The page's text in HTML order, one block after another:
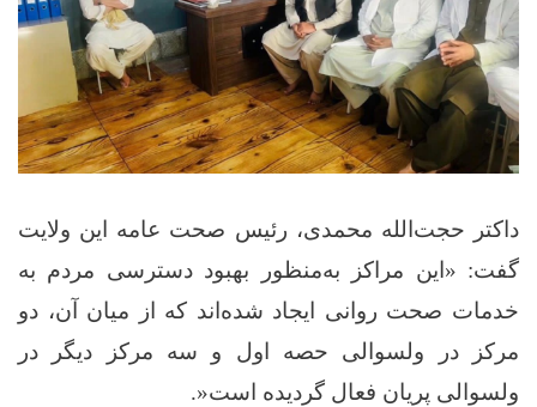
داکتر حجت‌الله محمدی، رئیس صحت عامه این ولایت
گفت: «این مراکز به‌منظور بهبود دسترسی مردم به
خدمات صحت روانی ایجاد شده‌اند که از میان آن، دو
مرکز در ولسوالی حصه اول و سه مرکز دیگر در
ولسوالی پریان فعال گردیده است.»